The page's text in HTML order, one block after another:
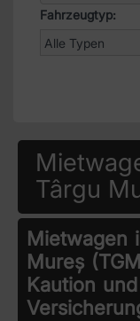
Fahrzeugtyp:
Târgu
Mietwagen
Mureș
Kaution